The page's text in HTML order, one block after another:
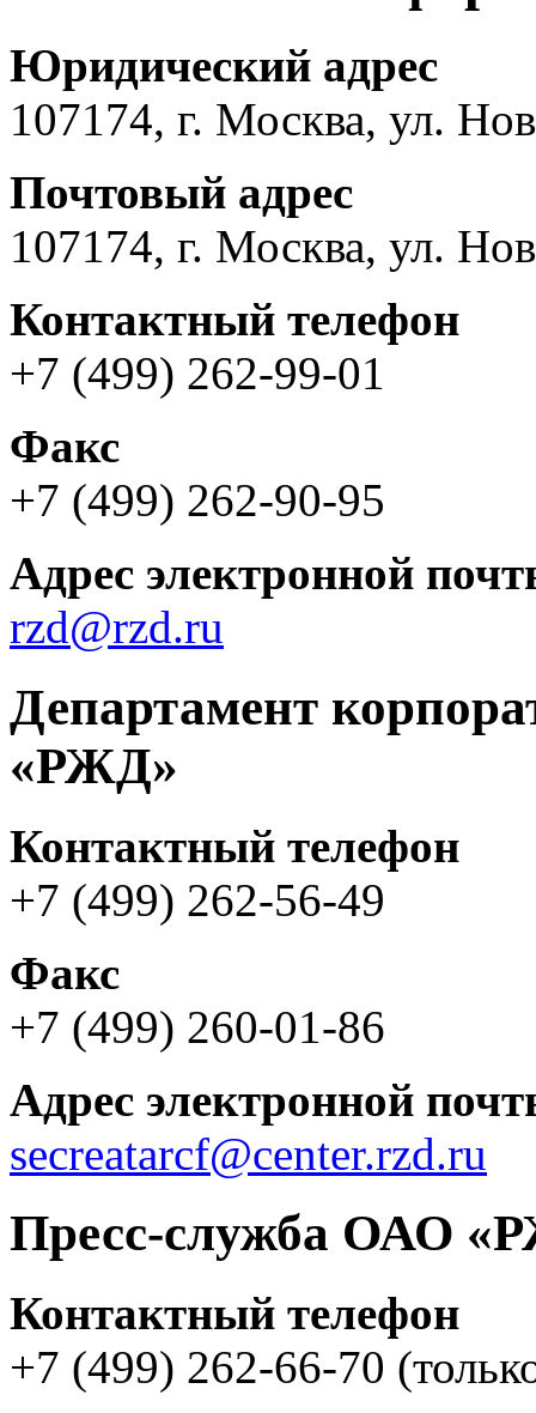
Юридический адрес
107174, г. Москва, ул.
Почтовый адрес
107174, г. Москва, ул.
Контактный телефон
+7 (499) 262-99-01
Факс
+7 (499) 262-90-95
Адрес электронной
rzd@rzd.ru
Департамент
«РЖД»
Контактный телефон
+7 (499) 262-56-49
Факс
+7 (499) 260-01-86
Адрес электронной
secreatarcf@center.rzd.ru
Пресс-служба ОАО
Контактный телефон
+7 (499) 262-66-70